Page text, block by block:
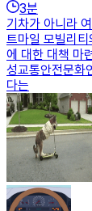
3분
기차가 아니라
트마일 모빌리
에 대한 대책 마
성교통안전문화
다는